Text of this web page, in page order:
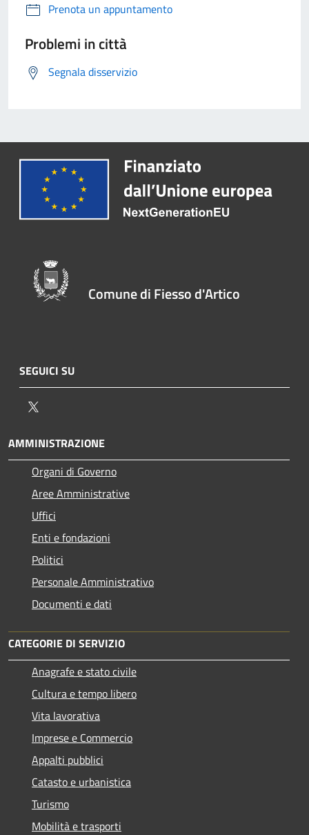
Prenota un appuntamento
Problemi in città
Segnala disservizio
Comune di Fiesso d'Artico
SEGUICI SU
AMMINISTRAZIONE
Organi di Governo
Aree Amministrative
Uffici
Enti e fondazioni
Politici
Personale Amministrativo
Documenti e dati
CATEGORIE DI SERVIZIO
Anagrafe e stato civile
Cultura e tempo libero
Vita lavorativa
Imprese e Commercio
Appalti pubblici
Catasto e urbanistica
Turismo
Mobilità e trasporti